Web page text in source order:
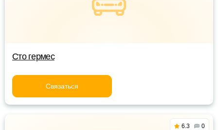
Сто гермес
Связаться
6.3 0